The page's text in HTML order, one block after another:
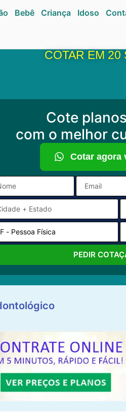
Bebê Criança Idoso
COTAR EM 20
Cote
com o melhor
Cotar agora
PEDIR